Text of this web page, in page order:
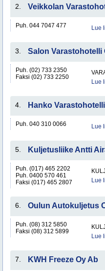
2. Veikkolan
Puh. 044 7047 477 Lue
3. Salon Varastohotelli
Puh. (02) 733 2350
Faksi (02) 733 2250
Lue
4. Hanko
Puh. 040 310 0066 Lue
5. Kuljetusliike Antti
Puh. (017) 465 2202
Puh. 0400 570 461
Faksi (017) 465 2807
Lue
6. Oulun Autokuljetus
Puh. (08) 312 5850
Faksi (08) 312 5899
Lue
7. KWH Freeze Oy Ab